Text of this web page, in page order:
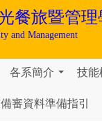
餐旅暨管理
and Management
各系簡介 技能
審資料準備指引